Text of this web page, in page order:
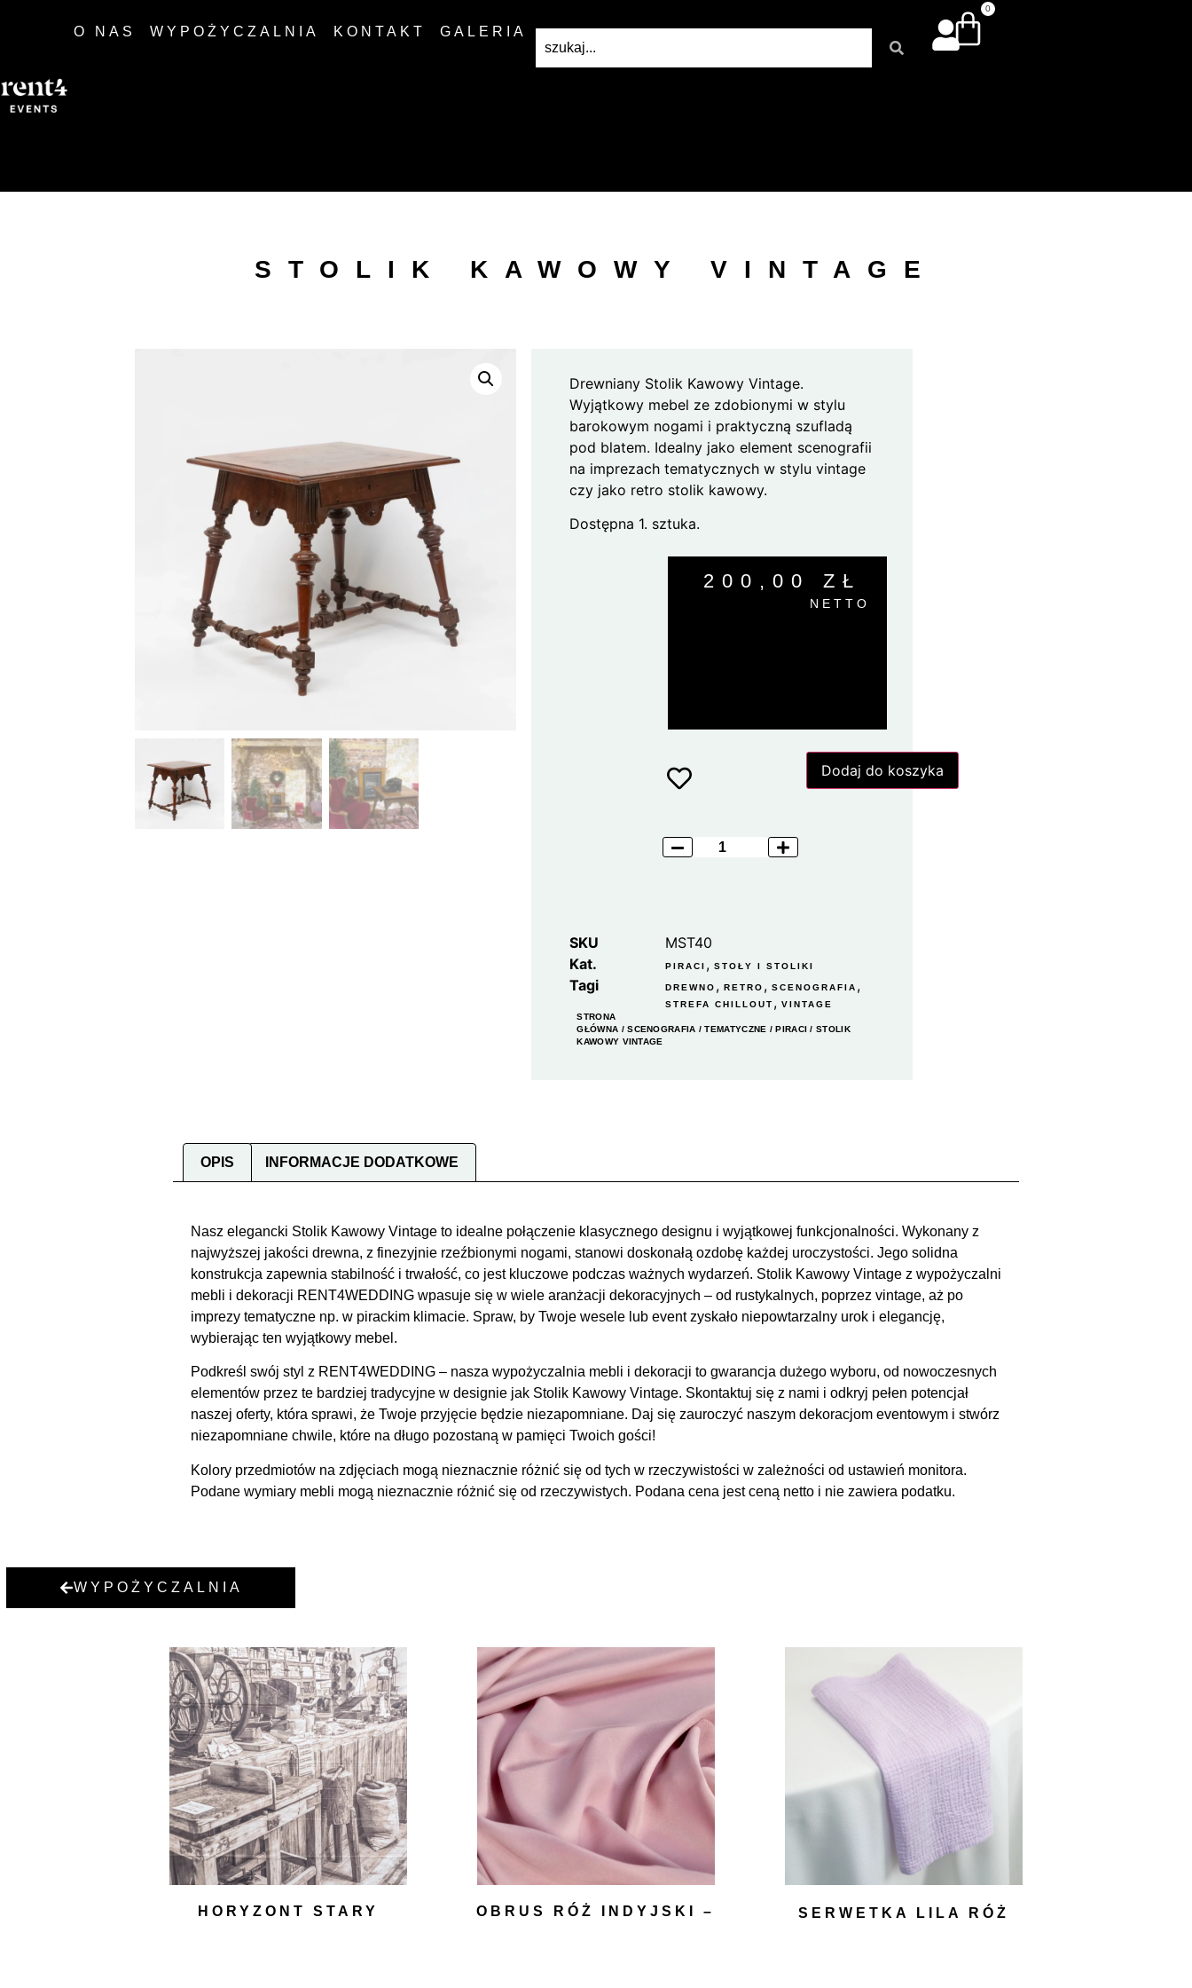
O NAS WYPOŻYCZALNIA KONTAKT GALERIA
0
STOLIK KAWOWY VINTAGE
Drewniany Stolik Kawowy Vintage.
Wyjątkowy mebel ze zdobionymi w stylu
barokowym nogami i praktyczną szufladą
pod blatem. Idealny jako element scenografii
na imprezach tematycznych w stylu vintage
czy jako retro stolik kawowy.
Dostępna 1. sztuka.
200,00 ZŁ
NETTO
Dodaj do koszyka
SKU
MST40
Kat.
PIRACI , STOŁY I STOLIKI
Tagi DREWNO , RETRO , SCENOGRAFIA ,
STREFA CHILLOUT , VINTAGE
STRONA
GŁÓWNA /SCENOGRAFIA /TEMATYCZNE / PIRACI / STOLIK
KAWOWY VINTAGE
OPIS INFORMACJE DODATKOWE
Nasz elegancki Stolik Kawowy Vintage to idealne połączenie klasycznego designu i wyjątkowej funkcjonalności. Wykonany z
najwyższej jakości drewna, z finezyjnie rzeźbionymi nogami, stanowi doskonałą ozdobę każdej uroczystości. Jego solidna
konstrukcja zapewnia stabilność i trwałość, co jest kluczowe podczas ważnych wydarzeń. Stolik Kawowy Vintage z wypożyczalni
mebli i dekoracji RENT4WEDDING wpasuje się w wiele aranżacji dekoracyjnych – od rustykalnych, poprzez vintage, aż po
imprezy tematyczne np. w pirackim klimacie. Spraw, by Twoje wesele lub event zyskało niepowtarzalny urok i elegancję,
wybierając ten wyjątkowy mebel.
Podkreśl swój styl z RENT4WEDDING – nasza wypożyczalnia mebli i dekoracji to gwarancja dużego wyboru, od nowoczesnych
elementów przez te bardziej tradycyjne w designie jak Stolik Kawowy Vintage. Skontaktuj się z nami i odkryj pełen potencjał
naszej oferty, która sprawi, że Twoje przyjęcie będzie niezapomniane. Daj się zauroczyć naszym dekoracjom eventowym i stwórz
niezapomniane chwile, które na długo pozostaną w pamięci Twoich gości!
Kolory przedmiotów na zdjęciach mogą nieznacznie różnić się od tych w rzeczywistości w zależności od ustawień monitora.
Podane wymiary mebli mogą nieznacznie różnić się od rzeczywistych. Podana cena jest ceną netto i nie zawiera podatku.
WYPOŻYCZALNIA
HORYZONT STARY
OBRUS RÓŻ INDYJSKI –
SERWETKA LILA RÓŻ